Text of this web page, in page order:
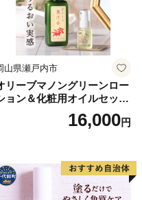
山県瀬戸内市
リーブマノングリーンロー
ョン＆化粧用オイルセット
美容グッズ スキンケア 化粧
16,000円